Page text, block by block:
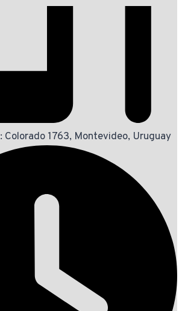
: Colorado 1763, Montevideo, Uruguay